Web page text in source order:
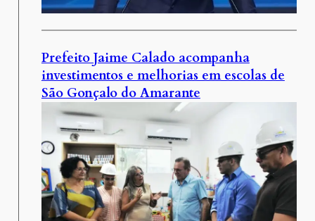
Prefeito Jaime Calado acompanha
investimentos e melhorias em escolas de
São Gonçalo do Amarante